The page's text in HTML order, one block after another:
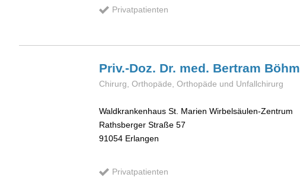
Privatpatienten
Priv.-Doz. Dr. med. Bertram Böhm
Chirurg, Orthopäde, Orthopäde und Unfallchirurg
Waldkrankenhaus St. Marien Wirbelsäulen-Zentrum
Rathsberger Straße 57
91054 Erlangen
Privatpatienten